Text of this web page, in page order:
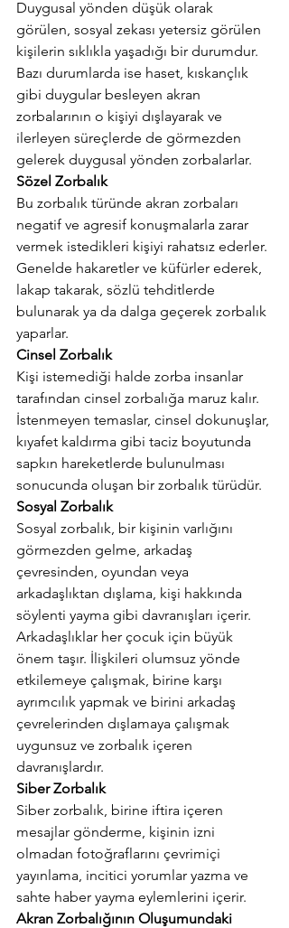
Duygusal yönden düşük olarak
görülen, sosyal zekası yetersiz görülen
kişilerin sıklıkla yaşadığı bir durumdur.
Bazı durumlarda ise haset, kıskançlık
gibi duygular besleyen akran
zorbalarının o kişiyi dışlayarak ve
ilerleyen süreçlerde de görmezden
gelerek duygusal yönden zorbalarlar.
Sözel Zorbalık
Bu zorbalık türünde akran zorbaları
negatif ve agresif konuşmalarla zarar
vermek istedikleri kişiyi rahatsız ederler.
Genelde hakaretler ve küfürler ederek,
lakap takarak, sözlü tehditlerde
bulunarak ya da dalga geçerek zorbalık
yaparlar.
Cinsel Zorbalık
Kişi istemediği halde zorba insanlar
tarafından cinsel zorbalığa maruz kalır.
İstenmeyen temaslar, cinsel dokunuşlar,
kıyafet kaldırma gibi taciz boyutunda
sapkın hareketlerde bulunulması
sonucunda oluşan bir zorbalık türüdür.
Sosyal Zorbalık
Sosyal zorbalık, bir kişinin varlığını
görmezden gelme, arkadaş
çevresinden, oyundan veya
arkadaşlıktan dışlama, kişi hakkında
söylenti yayma gibi davranışları içerir.
Arkadaşlıklar her çocuk için büyük
önem taşır. İlişkileri olumsuz yönde
etkilemeye çalışmak, birine karşı
ayrımcılık yapmak ve birini arkadaş
çevrelerinden dışlamaya çalışmak
uygunsuz ve zorbalık içeren
davranışlardır.
Siber Zorbalık
Siber zorbalık, birine iftira içeren
mesajlar gönderme, kişinin izni
olmadan fotoğraflarını çevrimiçi
yayınlama, incitici yorumlar yazma ve
sahte haber yayma eylemlerini içerir.
Akran Zorbalığının Oluşumundaki